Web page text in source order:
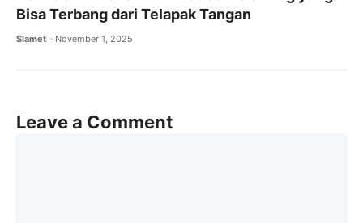
Bisa Terbang dari Telapak Tangan
Slamet November 1, 2025
Leave a Comment